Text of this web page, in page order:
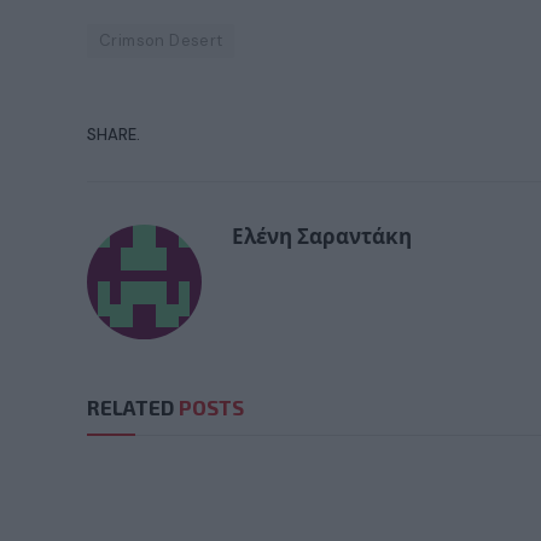
Crimson Desert
SHARE.
Ελένη Σαραντάκη
RELATED POSTS